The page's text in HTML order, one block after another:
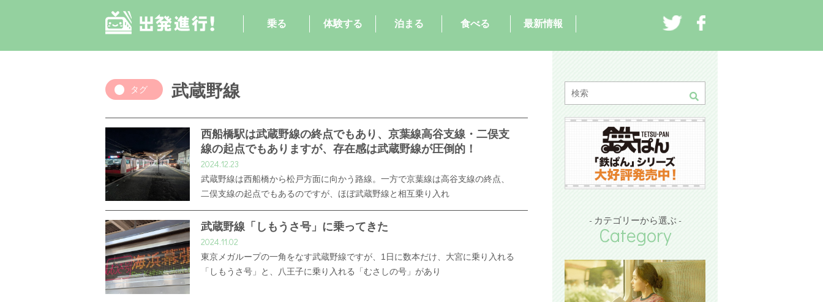
乗る 体験する 泊まる 食べる 最新情報
タグ 武蔵野線
西船橋駅は武蔵野線の終点でもあり、京葉線高谷支線・二俣支
線の起点でもありますが、存在感は武蔵野線が圧倒的！
2024.12.23
武蔵野線は西船橋から松戸方面に向かう路線。一方で京葉線は高谷支線の終点、
二俣支線の起点でもあるのですが、ほぼ武蔵野線と相互乗り入れ
武蔵野線「しもうさ号」に乗ってきた
2024.11.02
東京メガループの一角をなす武蔵野線ですが、1日に数本だけ、大宮に乗り入れる
「しもうさ号」と、八王子に乗り入れる「むさしの号」があり
- カテゴリーから選ぶ -
Category